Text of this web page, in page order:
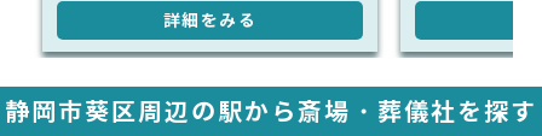
詳細をみる
静岡市葵区周辺の駅から斎場・葬儀社を探す